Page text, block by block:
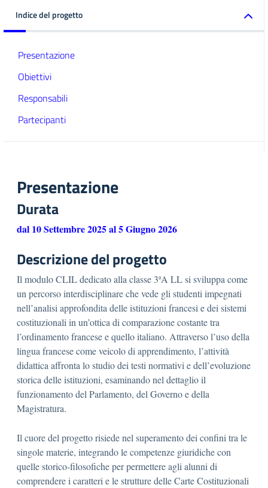
Indice del progetto
Presentazione
Obiettivi
Responsabili
Partecipanti
Presentazione
Durata
dal 10 Settembre 2025 al 5 Giugno 2026
Descrizione del progetto
Il modulo CLIL dedicato alla classe 3ªA LL si sviluppa come
un percorso interdisciplinare che vede gli studenti impegnati
nell’analisi approfondita delle istituzioni francesi e dei sistemi
costituzionali in un’ottica di comparazione costante tra
l’ordinamento francese e quello italiano. Attraverso l’uso della
lingua francese come veicolo di apprendimento, l’attività
didattica affronta lo studio dei testi normativi e dell’evoluzione
storica delle istituzioni, esaminando nel dettaglio il
funzionamento del Parlamento, del Governo e della
Magistratura.
Il cuore del progetto risiede nel superamento dei confini tra le
singole materie, integrando le competenze giuridiche con
quelle storico-filosofiche per permettere agli alunni di
comprendere i caratteri e le strutture delle Carte Costituzionali